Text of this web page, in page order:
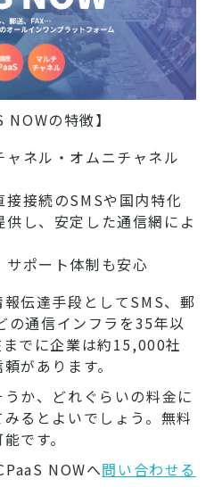
NOWの特徴】
ネル・オムニチャネル
接続のSMSや国内特化
し、安定した通信網によ
サポート体制も安心
伝達手段としてSMS、郵
の通信インフラを35年以
までに企業は約15,000社
があります。
か、どれぐらいの料金に
るとよいでしょう。無料
です。
NOWへ問い合わせる